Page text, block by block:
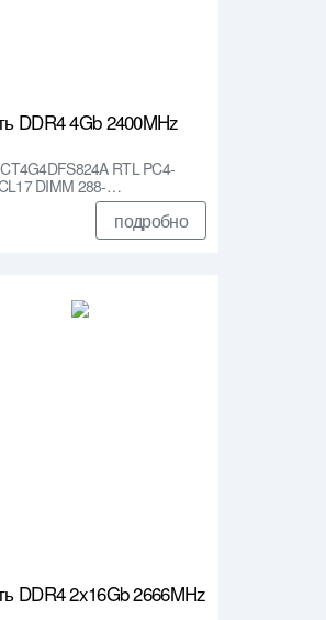
DDR4 4Gb 2400MHz
RTL PC4-
DIMM 288-…
подробно
DDR4 2x16Gb 2666MHz